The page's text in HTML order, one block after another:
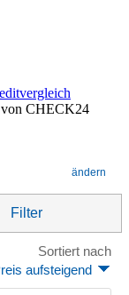
von CHECK24